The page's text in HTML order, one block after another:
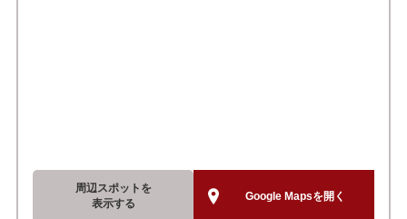
周辺スポットを
表示する
Google Mapsを開く